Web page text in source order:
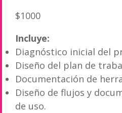
$1000
Incluye:
Diagnóstico inicial del
Diseño del plan de
Documentación de
Diseño de flujos y
de uso.